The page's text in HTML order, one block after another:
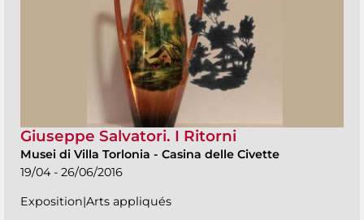
Giuseppe Salvatori. I Ritorni
Musei di Villa Torlonia - Casina delle Civette
19/04 - 26/06/2016
Exposition|Arts appliqués